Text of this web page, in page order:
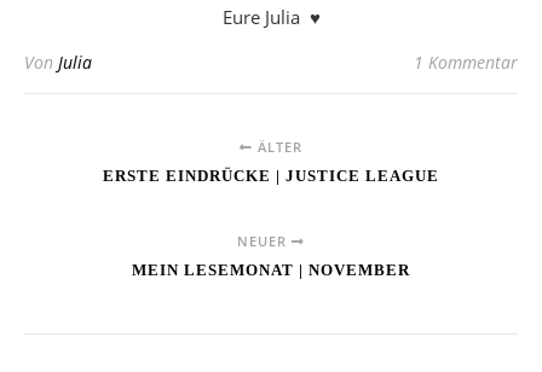
Eure Julia ♥
Von Julia 1 Kommentar
ÄLTER
ERSTE EINDRÜCKE | JUSTICE LEAGUE
NEUER
MEIN LESEMONAT | NOVEMBER